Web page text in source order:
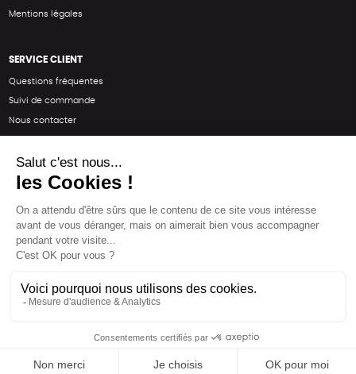
Mentions légales
SERVICE CLIENT
Questions fréquentes
Suivi de commande
Nous contacter
SUIVEZ-NOUS
Une boutique élaborée avec par RGOODS